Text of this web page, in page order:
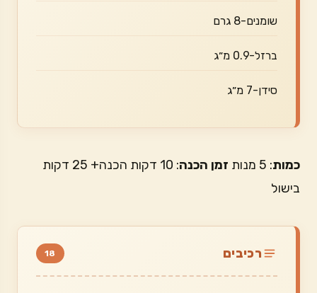
שומנים-8 גרם
ברזל-0.9 מ״ג
סידן-7 מ״ג
כמות: 5 מנות זמן הכנה
: 10 דקות הכנה+ 25 דקות
בישול
רכיבים 18